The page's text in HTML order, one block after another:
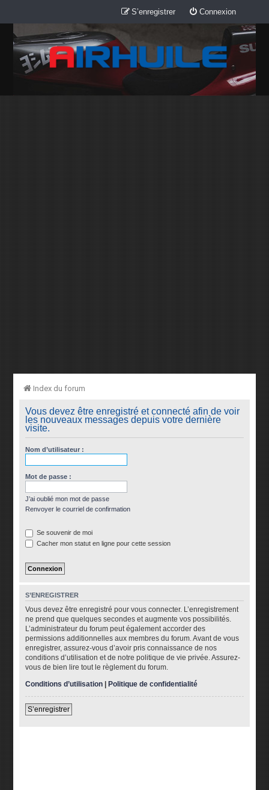
Connexion
S’enregistrer
Index du forum
Vous devez être enregistré et connecté afin de voir
les nouveaux messages depuis votre dernière
visite.
Nom d’utilisateur :
Mot de passe :
J’ai oublié mon mot de passe
Renvoyer le courriel de confirmation
Se souvenir de moi
Cacher mon statut en ligne pour cette session
S’ENREGISTRER
Vous devez être enregistré pour vous connecter. L’enregistrement
ne prend que quelques secondes et augmente vos possibilités.
L’administrateur du forum peut également accorder des
permissions additionnelles aux membres du forum. Avant de vous
enregistrer, assurez-vous d’avoir pris connaissance de nos
conditions d’utilisation et de notre politique de vie privée. Assurez-
vous de bien lire tout le règlement du forum.
Conditions d’utilisation |Politique de confidentialité
S’enregistrer